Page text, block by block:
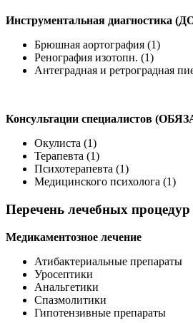
Инструментальная
Брюшная аортография (1)
Ренография изотопн. (1)
Антеградная и ретроградная
Консультации специалистов
Окулиста (1)
Терапевта (1)
Психотерапевта (1)
Медицинского психолога (1)
Перечень лечебных процедур
Медикаментозное лечение
Атибактериальные препараты
Уросептики
Анальгетики
Спазмолитики
Гипотензивные препараты